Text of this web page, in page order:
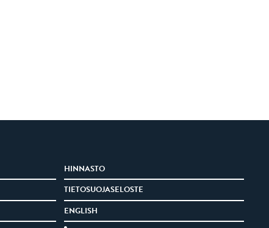
HINNASTO
TIETOSUOJASELOSTE
ENGLISH